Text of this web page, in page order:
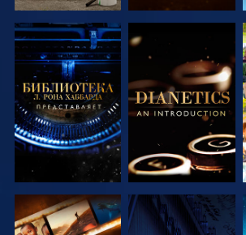
СМОТРЕТЬ
ПЕРЕДАЧИ
СМОТРЕТЬ
ПЕРЕДАЧИ